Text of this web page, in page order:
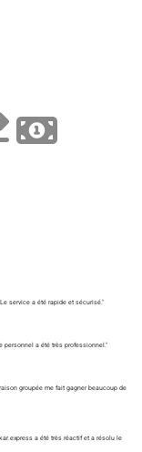
service a été rapide et sécurisé."
personnel a été très professionnel."
groupée me fait gagner beaucoup de
a été très réactif et a résolu le